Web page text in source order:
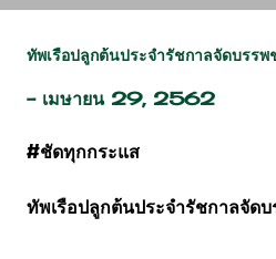
ทัพเรือปลูกต้นประจำรัชกาลจัดบรรพ
- เมษายน 29, 2562
#ชัดทุกกระแส
ทัพเรือปลูกต้นประจำรัชกาลจัด